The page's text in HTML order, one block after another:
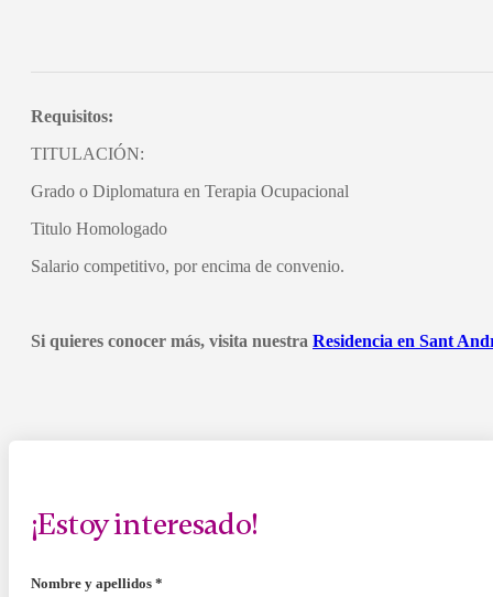
Requisitos:
TITULACIÓN:
Grado o Diplomatura en Terapia Ocupacional
Titulo Homologado
Salario competitivo, por encima de convenio.
Si quieres conocer más, visita nuestra Residencia en Sant
¡Estoy interesado!
Nombre y apellidos *